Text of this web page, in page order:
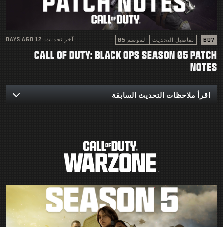
تسجيل الدخول | إعداد حساب جديد
BO7 تفاصيل التحديث الموسم 05 آخر تحديث: 12 DAYS AGO
CALL OF DUTY: BLACK OPS SEASON 05 PATCH
NOTES
اقرأ ملاحظات التحديث السابقة